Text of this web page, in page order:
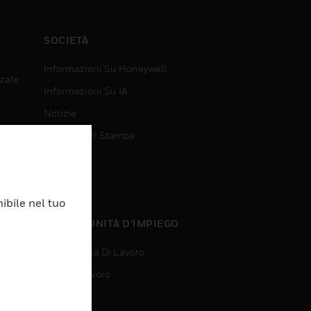
SOCIETÀ
Informazioni Su Honeywell
Informazioni Su IA
Notizie
Comunicati Stampa
OPPORTUNITÀ D’IMPIEGO
Opportunità Di Lavoro
Ricerca Lavoro
nel tuo